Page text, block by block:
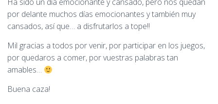
por delante muchos días emocionantes y también muy
cansados, así que… a disfrutarlos a tope!!
Mil gracias a todos por venir, por participar en los juegos,
por quedaros a comer, por vuestras palabras tan
amables…
Buena caza!